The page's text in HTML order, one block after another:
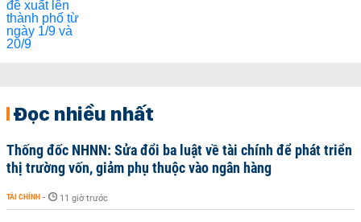
Đọc nhiều nhất
Thống đốc NHNN: Sửa đổi ba luật về tài chính để phát triển
thị trường vốn, giảm phụ thuộc vào ngân hàng
TÀI CHÍNH - 11 giờ trước